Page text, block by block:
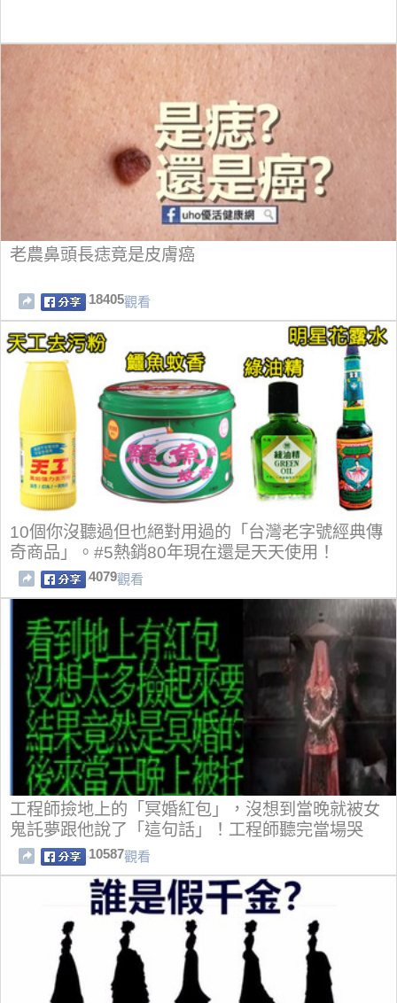
老農鼻頭長痣竟是皮膚癌
18405觀看
10個你沒聽過但也絕對用過的「台灣老字號經典傳
奇商品」。#5熱銷80年現在還是天天使用！
4079觀看
工程師撿地上的「冥婚紅包」，沒想到當晚就被女
鬼託夢跟他說了「這句話」！工程師聽完當場哭
了！
10587觀看